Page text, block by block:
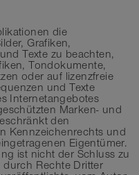
die
Grafiken,
Texte zu beachten,
Tondokumente,
oder auf lizenzfreie
und Texte
Internetangebotes
Marken- und
den
Kennzeichenrechts und
Eigentümer.
ist nicht der Schluss zu
Rechte Dritter